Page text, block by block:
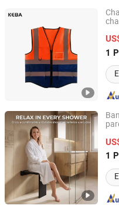
1
Xinxiang Panwei
Henan, China
1
Cassbern Sanitary Ware
Zhejiang, China